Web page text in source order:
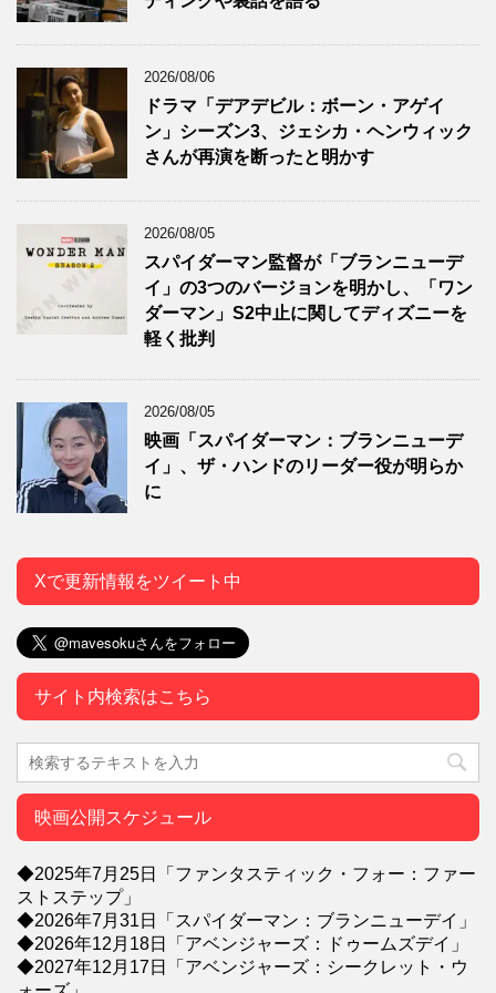
2026/08/06
ドラマ「デアデビル：ボーン・アゲイ
ン」シーズン3、ジェシカ・ヘンウィック
さんが再演を断ったと明かす
2026/08/05
スパイダーマン監督が「ブランニューデ
イ」の3つのバージョンを明かし、「ワン
ダーマン」S2中止に関してディズニーを
軽く批判
2026/08/05
映画「スパイダーマン：ブランニューデ
イ」、ザ・ハンドのリーダー役が明らか
に
Xで更新情報をツイート中
サイト内検索はこちら
映画公開スケジュール
◆2025年7月25日「ファンタスティック・フォー：ファー
ストステップ」
◆2026年7月31日「スパイダーマン：ブランニューデイ」
◆2026年12月18日「アベンジャーズ：ドゥームズデイ」
◆2027年12月17日「アベンジャーズ：シークレット・ウ